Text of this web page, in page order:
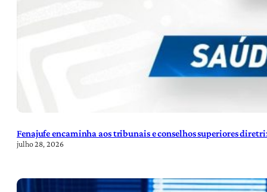
Fenajufe encaminha aos tribunais e conselhos superiores
julho 28, 2026